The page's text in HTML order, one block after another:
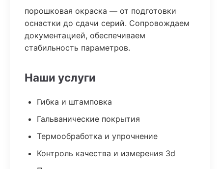
порошковая окраска — от подготовки
оснастки до сдачи серий. Сопровождаем
документацией, обеспечиваем
стабильность параметров.
Наши услуги
Гибка и штамповка
Гальванические покрытия
Термообработка и упрочнение
Контроль качества и измерения 3d